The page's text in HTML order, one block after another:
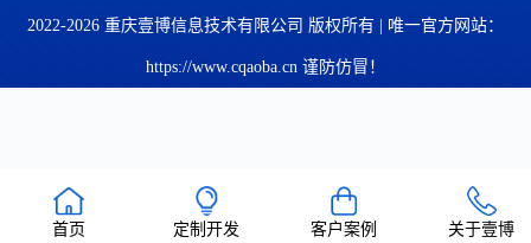
首页 定制开发 客户案例 关于壹博
2022-2026 重庆壹博信息技术有限公司 版权所有 | 唯一官方网站：
https://www.cqaoba.cn 谨防仿冒！